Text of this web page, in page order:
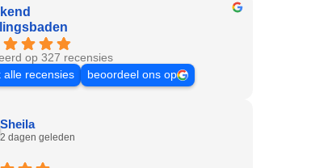
op 327 recensies
alle recensies
beoordeel ons op
Sheila
2 dagen geleden